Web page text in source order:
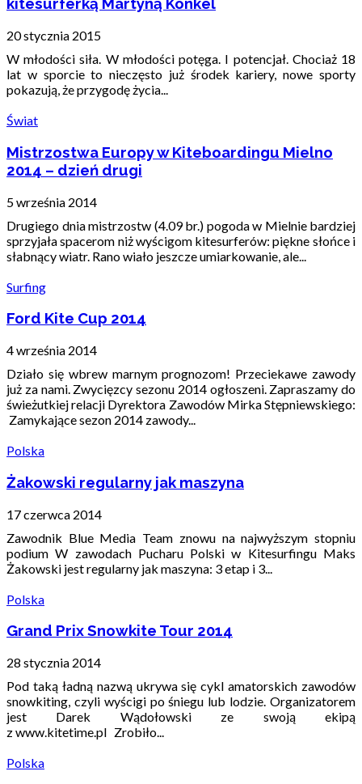
kitesurferką Martyną Konkel
20 stycznia 2015
W młodości siła. W młodości potęga. I potencjał. Chociaż 18
lat w sporcie to nieczęsto już środek kariery, nowe sporty
pokazują, że przygodę życia...
Świat
Mistrzostwa Europy w Kiteboardingu Mielno
2014 – dzień drugi
5 września 2014
Drugiego dnia mistrzostw (4.09 br.) pogoda w Mielnie bardziej
sprzyjała spacerom niż wyścigom kitesurferów: piękne słońce i
słabnący wiatr. Rano wiało jeszcze umiarkowanie, ale...
Surfing
Ford Kite Cup 2014
4 września 2014
Działo się wbrew marnym prognozom! Przeciekawe zawody
już za nami. Zwycięzcy sezonu 2014 ogłoszeni. Zapraszamy do
świeżutkiej relacji Dyrektora Zawodów Mirka Stępniewskiego:
Zamykające sezon 2014 zawody...
Polska
Żakowski regularny jak maszyna
17 czerwca 2014
Zawodnik Blue Media Team znowu na najwyższym stopniu
podium W zawodach Pucharu Polski w Kitesurfingu Maks
Żakowski jest regularny jak maszyna: 3 etap i 3...
Polska
Grand Prix Snowkite Tour 2014
28 stycznia 2014
Pod taką ładną nazwą ukrywa się cykl amatorskich zawodów
snowkiting, czyli wyścigi po śniegu lub lodzie. Organizatorem
jest Darek Wądołowski ze swoją ekipą
z www.kitetime.pl Zrobiło...
Polska